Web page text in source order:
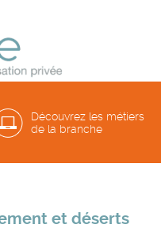
et déserts
Découvrez les métiers
de la branche